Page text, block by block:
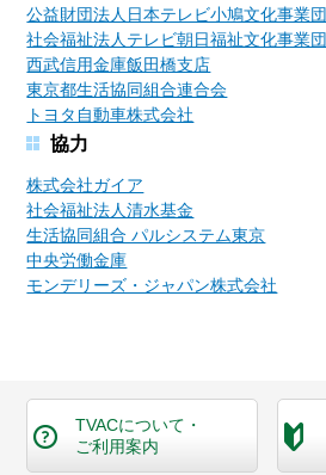
公益財団法人日本テレビ小鳩文化事業団
社会福祉法人テレビ朝日福祉文化事業団
西武信用金庫飯田橋支店
東京都生活協同組合連合会
トヨタ自動車株式会社
協力
株式会社ガイア
社会福祉法人清水基金
生活協同組合 パルシステム東京
中央労働金庫
モンデリーズ・ジャパン株式会社
TVACについて・
ご利用案内